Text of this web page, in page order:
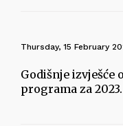
Thursday, 15 February
Godišnje izvješće
programa za